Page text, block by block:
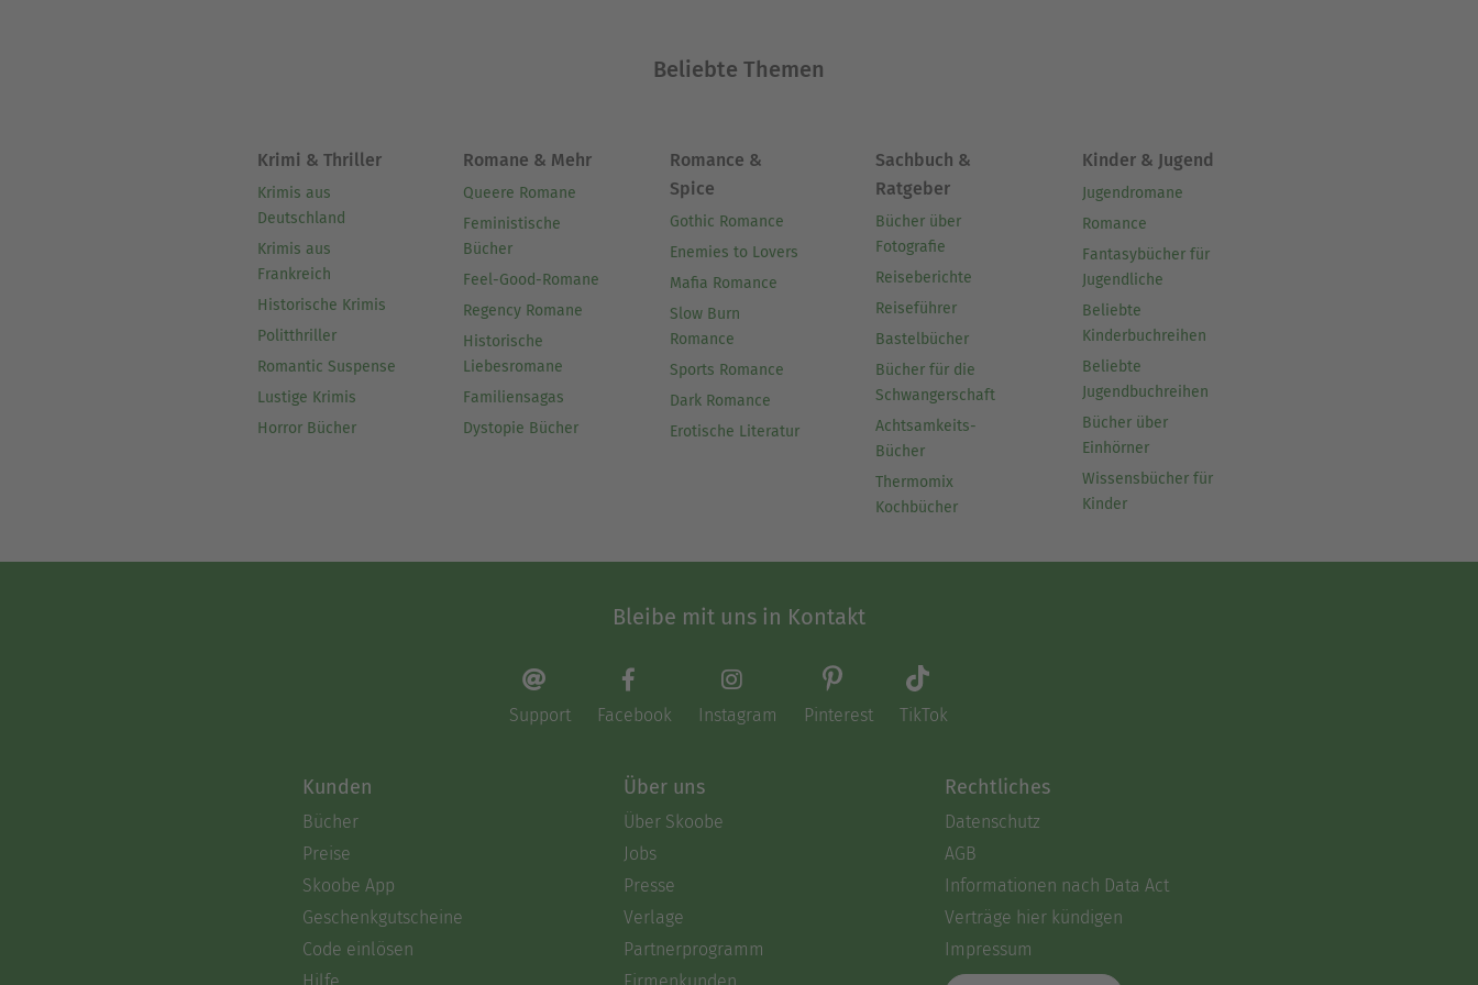
Beliebte Themen
Krimi & Thriller
Krimis aus
Deutschland
Krimis aus
Frankreich
Historische Krimis
Politthriller
Romantic Suspense
Lustige Krimis
Horror Bücher
Romane & Mehr
Queere Romane
Feministische
Bücher
Feel-Good-Romane
Regency Romane
Historische
Liebesromane
Familiensagas
Dystopie Bücher
Romance &
Spice
Gothic Romance
Enemies to Lovers
Mafia Romance
Slow Burn
Romance
Sports Romance
Dark Romance
Erotische Literatur
Sachbuch &
Ratgeber
Bücher über
Fotografie
Reiseberichte
Reiseführer
Bastelbücher
Bücher für die
Schwangerschaft
Achtsamkeits-
Bücher
Thermomix
Kochbücher
Kinder & Jugend
Jugendromane
Romance
Fantasybücher für
Jugendliche
Beliebte
Kinderbuchreihen
Beliebte
Jugendbuchreihen
Bücher über
Einhörner
Wissensbücher für
Kinder
Bleibe mit uns in Kontakt
Support Facebook Instagram Pinterest TikTok
Kunden
Bücher
Preise
Skoobe App
Geschenkgutscheine
Code einlösen
Über uns
Über Skoobe
Jobs
Presse
Verlage
Partnerprogramm
Rechtliches
Datenschutz
AGB
Informationen nach Data Act
Verträge hier kündigen
Impressum